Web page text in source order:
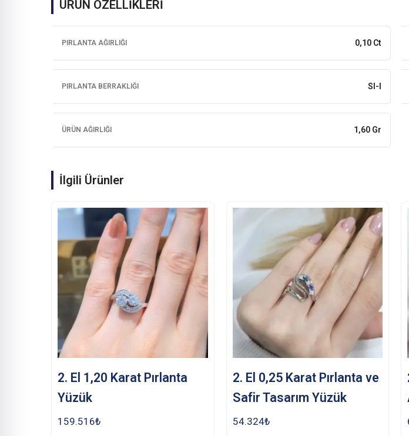
ÜRÜN ÖZELLİKLERİ
PIRLANTA AĞIRLIĞI 0,10 Ct
PIRLANTA BERRAKLIĞI SI-I
ÜRÜN AĞIRLIĞI 1,60 Gr
İlgili Ürünler
2. El 1,20 Karat Pırlanta
Yüzük
159.516₺
2. El 0,25 Karat Pırlanta ve
Safir Tasarım Yüzük
54.324₺